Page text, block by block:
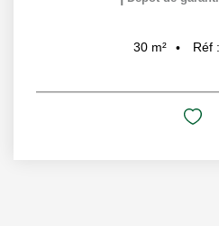
30 m² Réf :